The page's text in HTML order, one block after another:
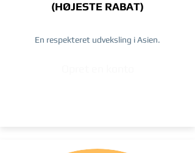
(HØJESTE RABAT)
En respekteret udveksling i Asien.